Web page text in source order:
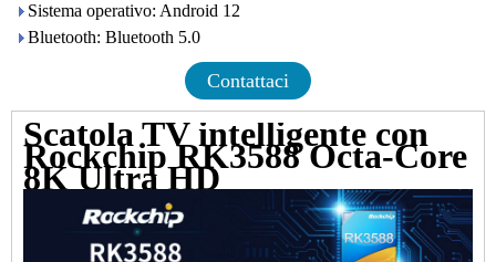
Sistema operativo: Android 12
Bluetooth: Bluetooth 5.0
Contattaci
Scatola TV intelligente con
Rockchip RK3588 Octa-Core
8K Ultra HD